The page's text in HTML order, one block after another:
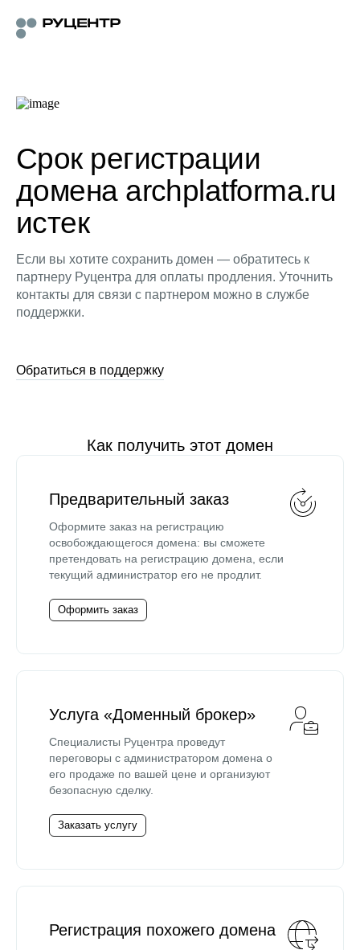
Срок регистрации
домена archplatforma.ru
истек
Если вы хотите сохранить домен — обратитесь к
партнеру Руцентра для оплаты продления. Уточнить
контакты для связи с партнером можно в службе
поддержки.
Обратиться в поддержку
Как получить этот домен
Предварительный заказ
Оформите заказ на регистрацию
освобождающегося домена: вы сможете
претендовать на регистрацию домена, если
текущий администратор его не продлит.
Оформить заказ
Услуга «Доменный брокер»
Специалисты Руцентра проведут
переговоры с администратором домена о
его продаже по вашей цене и организуют
безопасную сделку.
Заказать услугу
Регистрация похожего домена